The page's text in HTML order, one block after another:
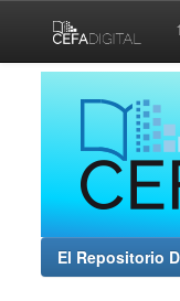
El Repositorio